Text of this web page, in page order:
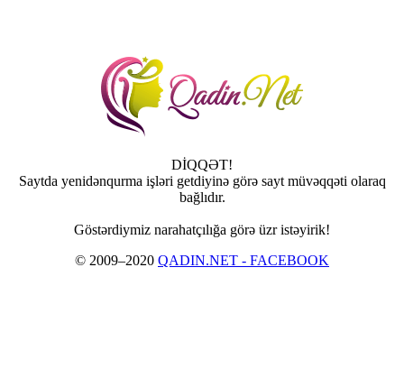
DİQQƏT!
Saytda yenidənqurma işləri getdiyinə görə sayt müvəqqəti olaraq
bağlıdır.
Göstərdiymiz narahatçılığa görə üzr istəyirik!
© 2009–2020 QADIN.NET - FACEBOOK